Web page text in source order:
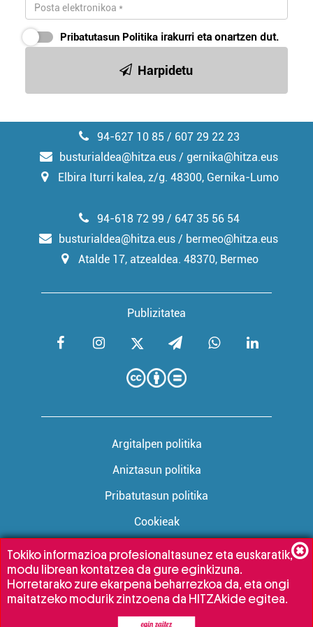
Pribatutasun Politika irakurri eta onartzen dut.
Harpidetu
94-627 10 85 / 607 29 22 23
busturialdea@hitza.eus / gernika@hitza.eus
Elbira Iturri kalea, z/g. 48300, Gernika-Lumo
Publizitatea
94-618 72 99 / 647 35 56 54
busturialdea@hitza.eus / bermeo@hitza.eus
Atalde 17, atzealdea. 48370, Bermeo
Argitalpen politika
Aniztasun politika
Pribatutasun politika
Cookieak
Babesleak:
Tokiko informazioa profesionaltasunez eta euskaratik,
modu librean kontatzea da gure eginkizuna.
Horretarako zure ekarpena beharrezkoa da, eta ongi
maitatzeko modurik zintzoena da HITZAkide egitea.